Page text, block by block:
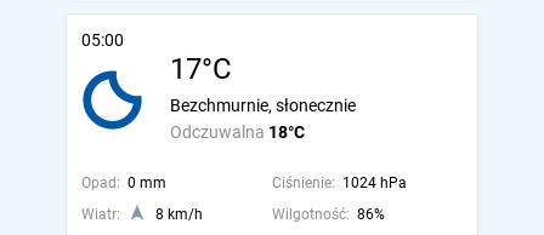
05:00
17°C
Odczuwalna 18°C
Bezchmurnie, słonecznie
Opad: 0 mm Ciśnienie: 1024 hPa
Wiatr:
8 km/h Wilgotność: 86%